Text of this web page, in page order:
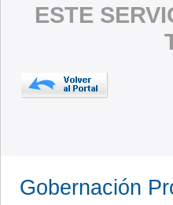
ESTE
Gobernación